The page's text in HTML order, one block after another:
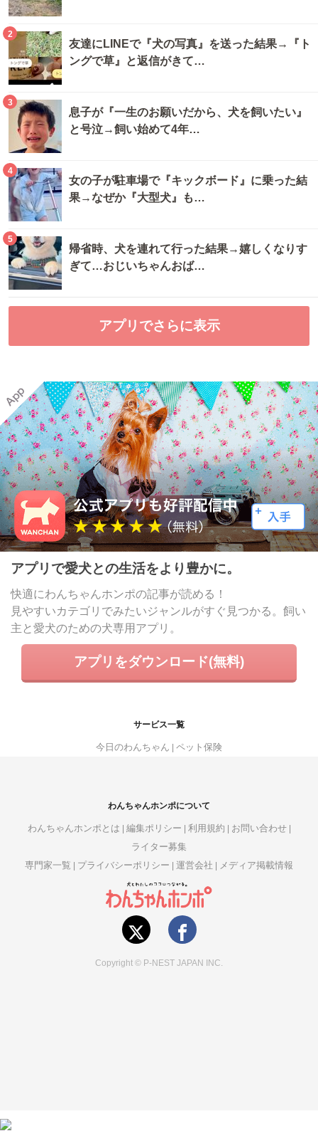
2
友達にLINEで『犬の写真』を送った結果→『ト
ングで草』と返信がきて…
3
息子が『一生のお願いだから、犬を飼いたい』
と号泣→飼い始めて4年…
4
女の子が駐車場で『キックボード』に乗った結
果→なぜか『大型犬』も…
5
帰省時、犬を連れて行った結果→嬉しくなりす
ぎて…おじいちゃんおば…
アプリでさらに表示
アプリで愛犬との生活をより豊かに。
快適にわんちゃんホンポの記事が読める！
見やすいカテゴリでみたいジャンルがすぐ見つかる。飼い
主と愛犬のための犬専用アプリ。
アプリをダウンロード(無料)
サービス一覧
今日のわんちゃん ペット保険
わんちゃんホンポについて
わんちゃんホンポとは 編集ポリシー 利用規約
お問い合わせ
ライター募集
専門家一覧
プライバシーポリシー 運営会社 メディア掲載情報
Copyright © P-NEST JAPAN INC.